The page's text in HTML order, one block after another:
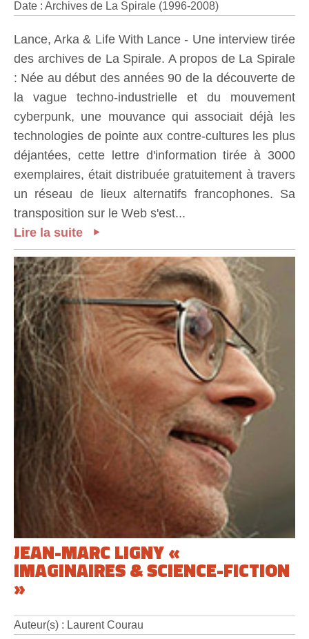
Date : Archives de La Spirale (1996-2008)
Lance, Arka & Life With Lance - Une interview tirée
des archives de La Spirale. A propos de La Spirale
: Née au début des années 90 de la découverte de
la vague techno-industrielle et du mouvement
cyberpunk, une mouvance qui associait déjà les
technologies de pointe aux contre-cultures les plus
déjantées, cette lettre d'information tirée à 3000
exemplaires, était distribuée gratuitement à travers
un réseau de lieux alternatifs francophones. Sa
transposition sur le Web s'est...
Lire la suite
JEAN-MARC LIGNY «
IMAGINAIRES & SCIENCE-FICTION
»
Auteur(s) : Laurent Courau